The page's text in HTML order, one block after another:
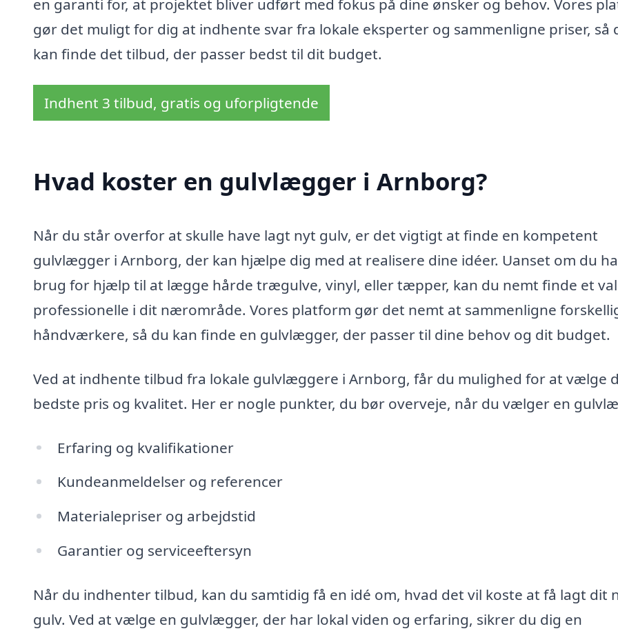
en garanti for, at projektet bliver udført med fokus på dine ønsker og behov. Vores
gør det muligt for dig at indhente svar fra lokale eksperter og sammenligne priser, så
kan finde det tilbud, der passer bedst til dit budget.
Indhent 3 tilbud, gratis og uforpligtende
Hvad koster en gulvlægger i Arnborg?
Når du står overfor at skulle have lagt nyt gulv, er det vigtigt at finde en kompetent
gulvlægger i Arnborg, der kan hjælpe dig med at realisere dine idéer. Uanset om du
brug for hjælp til at lægge hårde trægulve, vinyl, eller tæpper, kan du nemt finde et
professionelle i dit nærområde. Vores platform gør det nemt at sammenligne
håndværkere, så du kan finde en gulvlægger, der passer til dine behov og dit budget.
Ved at indhente tilbud fra lokale gulvlæggere i Arnborg, får du mulighed for at vælge
bedste pris og kvalitet. Her er nogle punkter, du bør overveje, når du vælger en
Erfaring og kvalifikationer
Kundeanmeldelser og referencer
Materialepriser og arbejdstid
Garantier og serviceeftersyn
Når du indhenter tilbud, kan du samtidig få en idé om, hvad det vil koste at få lagt dit
gulv. Ved at vælge en gulvlægger, der har lokal viden og erfaring, sikrer du dig en